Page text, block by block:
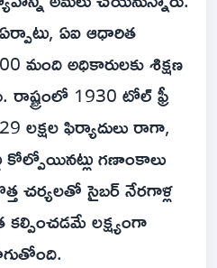
ఏఐ ఆధారిత
మంది అధికారులకు శిక్షణ
1930 టోల్ ఫ్రీ
లక్షల ఫిర్యాదులు రాగా,
కోల్పోయినట్లు గణాంకాలు
చర్యలతో సైబర్ నేరగాళ్ల
కల్పించడమే లక్ష్యంగా